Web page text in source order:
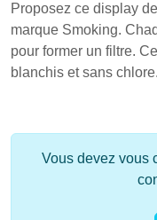
Proposez ce display
marque Smoking.
pour former un filtre.
blanchis et sans
Vous devez vous